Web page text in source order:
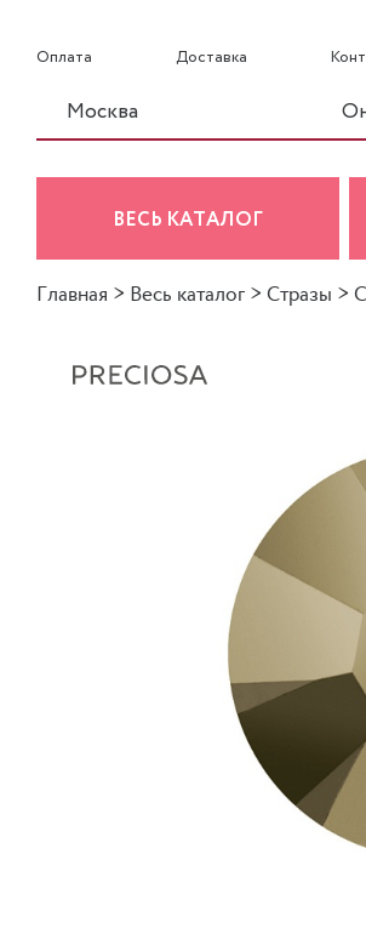
Оплата Доставка
Москва
ВЕСЬ КАТАЛОГ
Главная > Весь каталог > Стразы >